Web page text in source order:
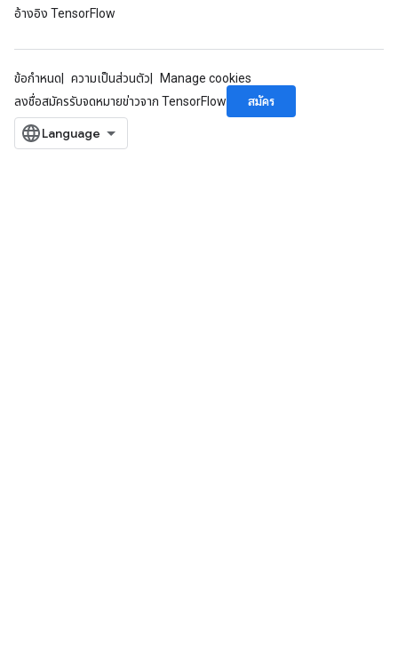
อ้างอิง TensorFlow
ข้อกำหนด ความเป็นส่วนตัว
Manage cookies
ลงชื่อสมัครรับจดหมายข่าวจาก TensorFlow
สมัคร